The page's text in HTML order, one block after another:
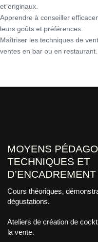
et originaux.
Apprendre à conseiller
leurs goûts et préférences.
Maîtriser les techniques de
ventes en bar ou en restaurant.
MOYENS
TECHNIQUES ET
D’ENCADREMENT
Cours théoriques,
dégustations.
Ateliers de création de
la vente.